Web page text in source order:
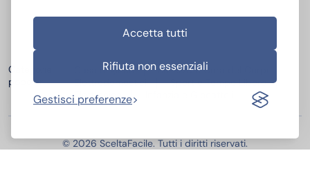
Accetta tutti
Rifiuta non essenziali
Gestisci preferenze
Categorie
popolari
Casa e Igiene
Bellezza e Cura del Corpo
Elettrodomestici
Sport e Tempo Libero
Elettronica
© 2026 SceltaFacile. Tutti i diritti riservati.